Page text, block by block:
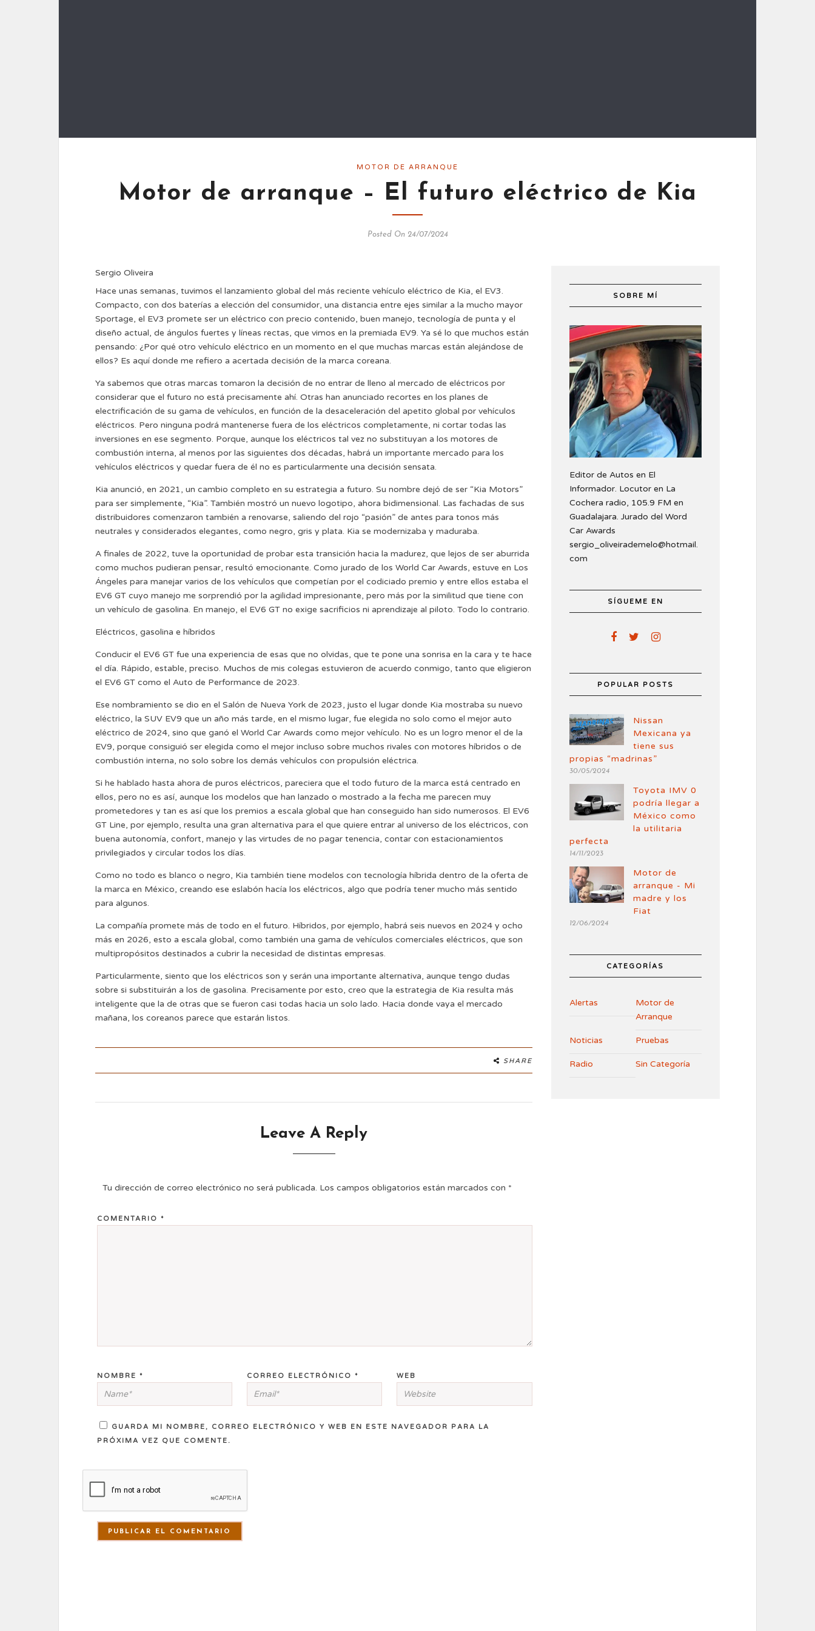
MOTOR DE ARRANQUE
Motor de arranque – El futuro eléctrico de Kia
Posted On 24/07/2024
Sergio Oliveira
Hace unas semanas, tuvimos el lanzamiento global del más reciente vehículo eléctrico de Kia, el EV3.
Compacto, con dos baterías a elección del consumidor, una distancia entre ejes similar a la mucho mayor
Sportage, el EV3 promete ser un eléctrico con precio contenido, buen manejo, tecnología de punta y el
diseño actual, de ángulos fuertes y líneas rectas, que vimos en la premiada EV9. Ya sé lo que muchos están
pensando: ¿Por qué otro vehículo eléctrico en un momento en el que muchas marcas están alejándose de
ellos? Es aquí donde me refiero a acertada decisión de la marca coreana.
Ya sabemos que otras marcas tomaron la decisión de no entrar de lleno al mercado de eléctricos por
considerar que el futuro no está precisamente ahí. Otras han anunciado recortes en los planes de
electrificación de su gama de vehículos, en función de la desaceleración del apetito global por vehículos
eléctricos. Pero ninguna podrá mantenerse fuera de los eléctricos completamente, ni cortar todas las
inversiones en ese segmento. Porque, aunque los eléctricos tal vez no substituyan a los motores de
combustión interna, al menos por las siguientes dos décadas, habrá un importante mercado para los
vehículos eléctricos y quedar fuera de él no es particularmente una decisión sensata.
Kia anunció, en 2021, un cambio completo en su estrategia a futuro. Su nombre dejó de ser “Kia Motors”
para ser simplemente, “Kia”. También mostró un nuevo logotipo, ahora bidimensional. Las fachadas de sus
distribuidores comenzaron también a renovarse, saliendo del rojo “pasión” de antes para tonos más
neutrales y considerados elegantes, como negro, gris y plata. Kia se modernizaba y maduraba.
A finales de 2022, tuve la oportunidad de probar esta transición hacia la madurez, que lejos de ser aburrida
como muchos pudieran pensar, resultó emocionante. Como jurado de los World Car Awards, estuve en Los
Ángeles para manejar varios de los vehículos que competían por el codiciado premio y entre ellos estaba el
EV6 GT cuyo manejo me sorprendió por la agilidad impresionante, pero más por la similitud que tiene con
un vehículo de gasolina. En manejo, el EV6 GT no exige sacrificios ni aprendizaje al piloto. Todo lo contrario.
Eléctricos, gasolina e híbridos
Conducir el EV6 GT fue una experiencia de esas que no olvidas, que te pone una sonrisa en la cara y te hace
el día. Rápido, estable, preciso. Muchos de mis colegas estuvieron de acuerdo conmigo, tanto que eligieron
el EV6 GT como el Auto de Performance de 2023.
Ese nombramiento se dio en el Salón de Nueva York de 2023, justo el lugar donde Kia mostraba su nuevo
eléctrico, la SUV EV9 que un año más tarde, en el mismo lugar, fue elegida no solo como el mejor auto
eléctrico de 2024, sino que ganó el World Car Awards como mejor vehículo. No es un logro menor el de la
EV9, porque consiguió ser elegida como el mejor incluso sobre muchos rivales con motores híbridos o de
combustión interna, no solo sobre los demás vehículos con propulsión eléctrica.
Si he hablado hasta ahora de puros eléctricos, pareciera que el todo futuro de la marca está centrado en
ellos, pero no es así, aunque los modelos que han lanzado o mostrado a la fecha me parecen muy
prometedores y tan es así que los premios a escala global que han conseguido han sido numerosos. El EV6
GT Line, por ejemplo, resulta una gran alternativa para el que quiere entrar al universo de los eléctricos, con
buena autonomía, confort, manejo y las virtudes de no pagar tenencia, contar con estacionamientos
privilegiados y circular todos los días.
Como no todo es blanco o negro, Kia también tiene modelos con tecnología híbrida dentro de la oferta de
la marca en México, creando ese eslabón hacía los eléctricos, algo que podría tener mucho más sentido
para algunos.
La compañía promete más de todo en el futuro. Híbridos, por ejemplo, habrá seis nuevos en 2024 y ocho
más en 2026, esto a escala global, como también una gama de vehículos comerciales eléctricos, que son
multipropósitos destinados a cubrir la necesidad de distintas empresas.
Particularmente, siento que los eléctricos son y serán una importante alternativa, aunque tengo dudas
sobre si substituirán a los de gasolina. Precisamente por esto, creo que la estrategia de Kia resulta más
inteligente que la de otras que se fueron casi todas hacia un solo lado. Hacia donde vaya el mercado
mañana, los coreanos parece que estarán listos.
SHARE
Leave A Reply
Tu dirección de correo electrónico no será publicada. Los campos obligatorios están marcados con *
COMENTARIO *
NOMBRE * CORREO ELECTRÓNICO* WEB
GUARDA MI NOMBRE, CORREO ELECTRÓNICO Y WEB EN ESTE NAVEGADOR PARA LA
PRÓXIMA VEZ QUE COMENTE.
SOBRE MÍ
Editor de Autos en El
Informador. Locutor en La
Cochera radio, 105.9 FM en
Guadalajara. Jurado del Word
Car Awards
sergio_oliveirademelo@hotmail.
com
SÍGUEME EN
POPULAR POSTS
Nissan
Mexicana ya
tiene sus
propias “madrinas”
30/05/2024
Toyota IMV 0
podría llegar a
México como
la utilitaria
perfecta
14/11/2023
Motor de
arranque - Mi
madre y los
Fiat
12/06/2024
CATEGORÍAS
Alertas
Motor de
Arranque
Noticias Pruebas
Radio Sin Categoría